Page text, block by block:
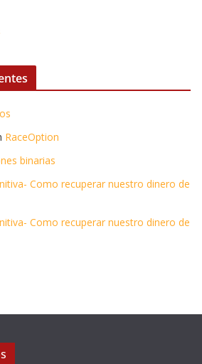
RaceOption
binarias
Como recuperar nuestro dinero de
Como recuperar nuestro dinero de